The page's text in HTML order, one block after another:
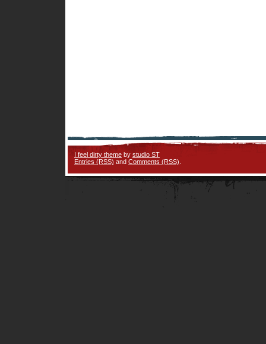
I feel dirty theme by studio ST
Entries (RSS) and Comments (RSS)